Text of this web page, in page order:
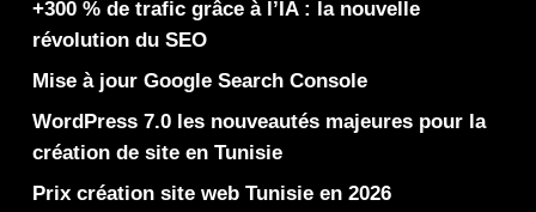
+300 % de trafic grâce à l’IA : la nouvelle
révolution du SEO
Mise à jour Google Search Console
WordPress 7.0 les nouveautés majeures pour la
création de site en Tunisie
Prix création site web Tunisie en 2026